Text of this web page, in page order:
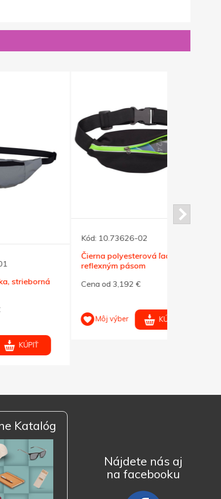
10.73626-02
Čierna polyesterová ľadvinka s
reflexným pásom
Cena od 3,192 €
Môj výber KÚPIŤ
Katalóg
Nájdete nás aj
na facebooku